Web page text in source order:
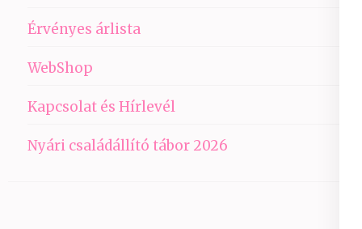
Érvényes árlista
WebShop
Kapcsolat és Hírlevél
Nyári családállító tábor 2026